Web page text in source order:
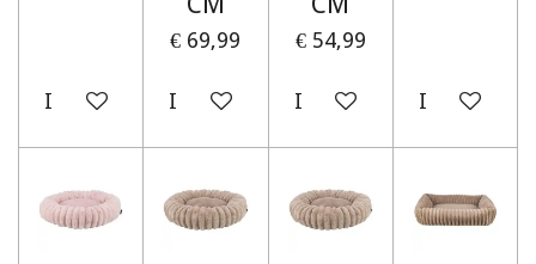
In winkelwagen
€ 69,99
In winkelwagen
€ 54,99
In winkelwagen
In